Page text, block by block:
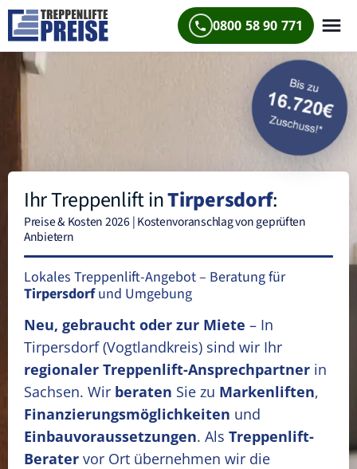
0800 58 90 771
Ihr Treppenlift inTirpersdorf:
Preise & Kosten 2026 | Kostenvoranschlag von geprüften
Anbietern
Lokales Treppenlift-Angebot – Beratung für
Tirpersdorfund Umgebung
Neu, gebraucht oder zur Miete – In
Tirpersdorf(Vogtlandkreis) sind wir Ihr
regionaler Treppenlift-Ansprechpartner in
Sachsen. Wir beraten Sie zu Markenliften,
Finanzierungsmöglichkeiten und
Einbauvoraussetzungen. Als Treppenlift-
Berater vor Ort übernehmen wir die